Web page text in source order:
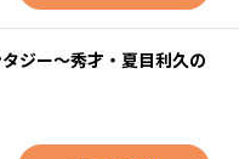
ジー～秀才・夏目利久の